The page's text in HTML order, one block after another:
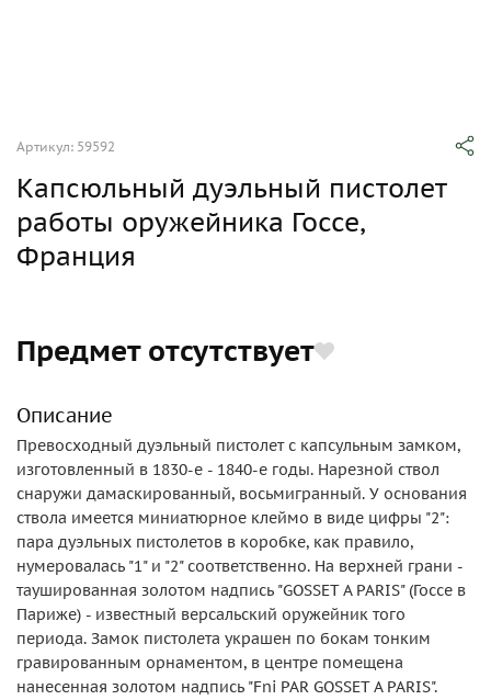
Артикул: 59592
Капсюльный дуэльный пистолет
работы оружейника Госсе,
Франция
Предмет отсутствует
Описание
Превосходный дуэльный пистолет с капсульным замком,
изготовленный в 1830-е - 1840-е годы. Нарезной ствол
снаружи дамаскированный, восьмигранный. У основания
ствола имеется миниатюрное клеймо в виде цифры "2":
пара дуэльных пистолетов в коробке, как правило,
нумеровалась "1" и "2" соответственно. На верхней грани -
таушированная золотом надпись "GOSSET A PARIS" (Госсе в
Париже) - известный версальский оружейник того
периода. Замок пистолета украшен по бокам тонким
гравированным орнаментом, в центре помещена
нанесенная золотом надпись "Fni PAR GOSSET A PARIS".